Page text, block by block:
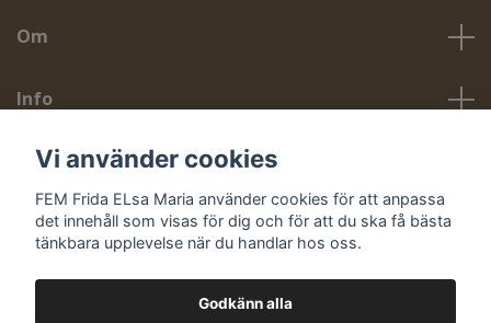
Om
Info
Sociala medier
Vi använder cookies
FEM Frida ELsa Maria använder cookies för att anpassa
det innehåll som visas för dig och för att du ska få bästa
tänkbara upplevelse när du handlar hos oss.
Godkänn alla